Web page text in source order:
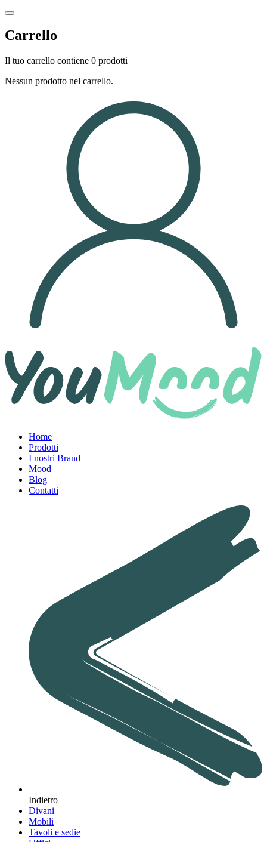
Carrello
Il tuo carrello contiene 0 prodotti
Nessun prodotto nel carrello.
Home
Prodotti
I nostri Brand
Mood
Blog
Contatti
Indietro
Divani
Mobili
Tavoli e sedie